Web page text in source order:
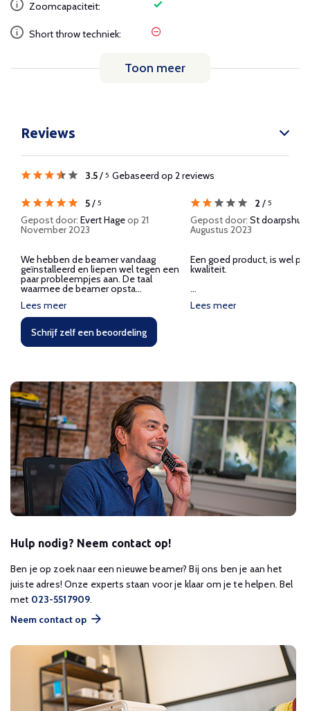
Zoomcapaciteit:
Short throw techniek:
Toon meer
Reviews
3.5/ 5 Gebaseerd op 2 reviews
5/ 5
Gepost door: Evert Hageop 21
November 2023
We hebben de beamer vandaag
geïnstalleerd en liepen wel tegen een
paar probleempjes aan. De taal
waarmee de beamer opsta...
Lees meer
2 / 5
Gepost door: St doarpshus
Augustus 2023
Een goed product, is wel
kwaliteit.
...
Lees meer
Schrijf zelf een beoordeling
Hulp nodig? Neem contact op!
Ben je op zoek naar een nieuwe beamer? Bij ons ben je aan het
juiste adres! Onze experts staan voor je klaar om je te helpen. Bel
met 023-5517909.
Neem contact op